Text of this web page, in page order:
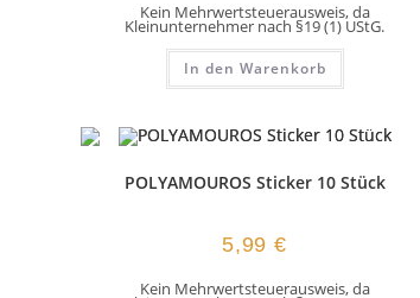
Kein Mehrwertsteuerausweis, da
Kleinunternehmer nach §19 (1) UStG.
In den Warenkorb
POLYAMOUROS Sticker 10 Stück
5,99€
Kein Mehrwertsteuerausweis, da